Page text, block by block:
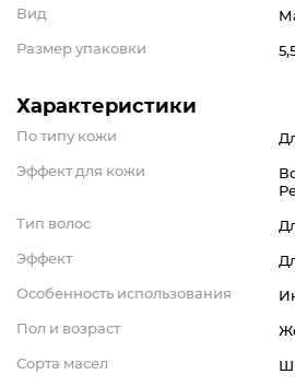
Вид
Размер упаковки
Характеристики
По типу кожи
Эффект для кожи
Тип волос
Эффект
Особенность использования
Пол и возраст
Сорта масел